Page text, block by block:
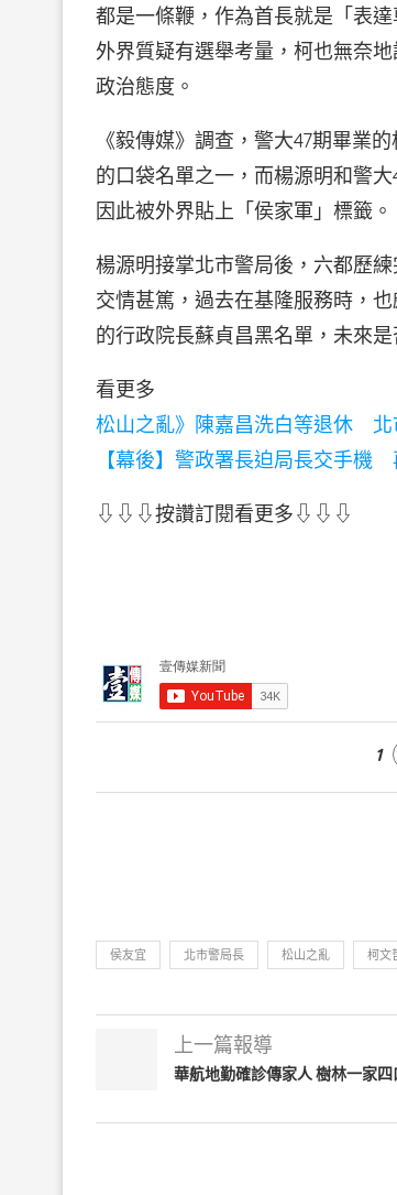
都是一條鞭，作為首長就是「表
外界質疑有選舉考量，柯也無奈
政治態度。
《毅傳媒》調查，警大47期畢業
的口袋名單之一，而楊源明和警
因此被外界貼上「侯家軍」標籤。
楊源明接掌北市警局後，六都歷
交情甚篤，過去在基隆服務時，
的行政院長蘇貞昌黑名單，未來
看更多
松山之亂》陳嘉昌洗白等退休 北
【幕後】警政署長迫局長交手機
⇩⇩⇩按讚訂閱看更多⇩⇩⇩
1
侯友宜 北市警局長 松山之亂 柯文
上一篇報導
華航地勤確診傳家人 樹林一家